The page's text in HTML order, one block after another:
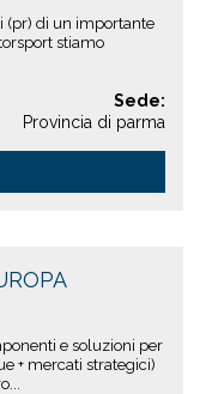
(pr) di un importante
stiamo
Sede:
Provincia di parma
e soluzioni per
+ mercati strategici)